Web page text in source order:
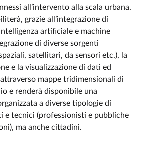
all’intervento alla scala urbana.
grazie all’integrazione di
artificiale e machine
di diverse sorgenti
satellitari, da sensori etc.), la
e la visualizzazione di dati ed
mappe tridimensionali di
e renderà disponibile una
a diverse tipologie di
e tecnici (professionisti e pubbliche
ma anche cittadini.